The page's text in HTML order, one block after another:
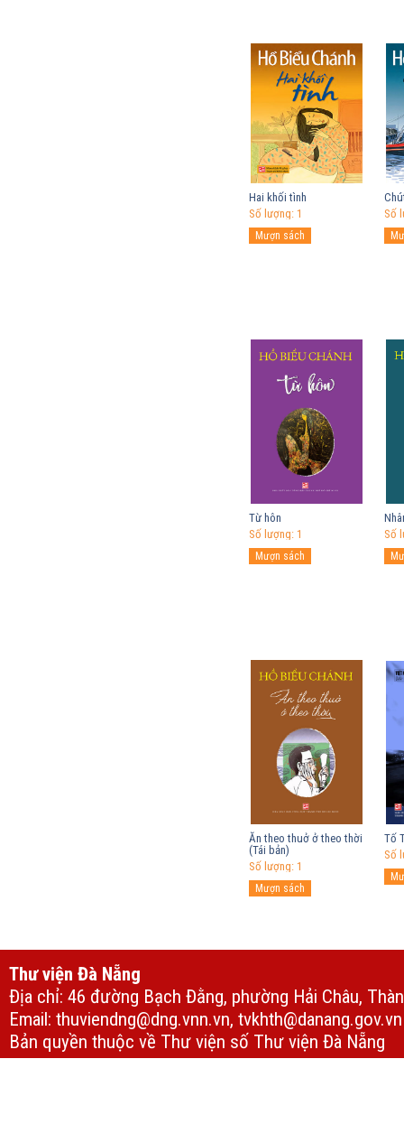
Hai khối tình
Số lượng: 1
Số
Từ hôn
Số lượng: 1
Số
Ăn theo thuở ở theo thời
(Tái bản)
Số lượng: 1
Tố
Số
Thư viện Đà Nẵng
Địa chỉ: 46 đường Bạch Đằng, phường Hải Châu,
Email: thuviendng@dng.vnn.vn, tvkhth@danang.gov.vn
Bản quyền thuộc về Thư viện số Thư viện Đà Nẵng